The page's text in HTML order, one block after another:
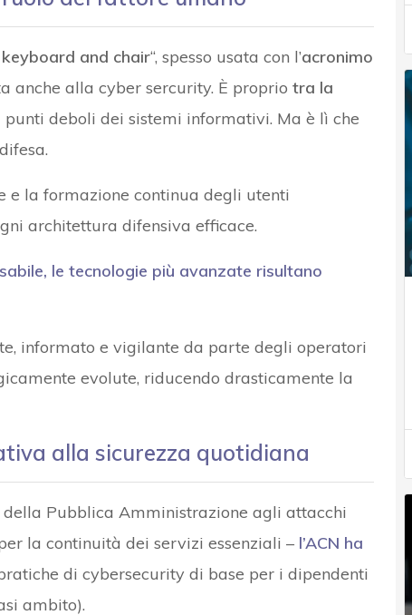
and chair“, spesso usata con l’acronimo
anche alla cyber sercurity. È proprio tra la
deboli dei sistemi informativi. Ma è lì che
e la formazione continua degli utenti
architettura difensiva efficace.
le tecnologie più avanzate risultano
informato e vigilante da parte degli operatori
evolute, riducendo drasticamente la
alla sicurezza quotidiana
della Pubblica Amministrazione agli attacchi
la continuità dei servizi essenziali – l’ACN ha
di cybersecurity di base per i dipendenti
ambito).